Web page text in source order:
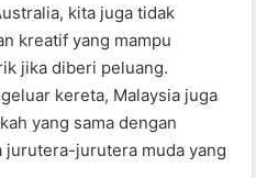
kita juga tidak
kreatif yang mampu
jika diberi peluang.
kereta, Malaysia juga
yang sama dengan
jurutera-jurutera muda yang